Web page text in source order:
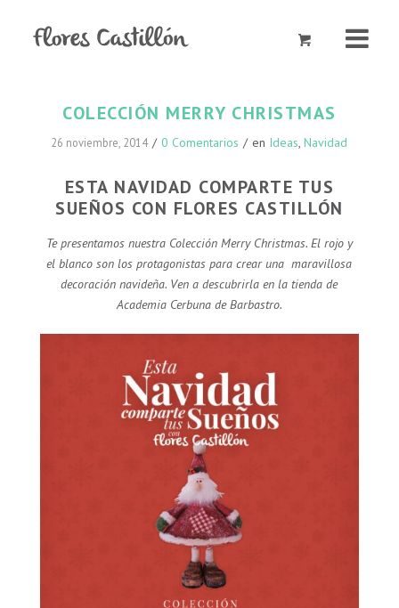
COLECCIÓN MERRY CHRISTMAS
26 noviembre, 2014 / 0 Comentarios / en Ideas,Navidad
ESTA NAVIDAD COMPARTE TUS
SUEÑOS CON FLORES CASTILLÓN
Te presentamos nuestra Colección Merry Christmas. El rojo y
el blanco son los protagonistas para crear una maravillosa
decoración navideña. Ven a descubrirla en la tienda de
Academia Cerbuna de Barbastro.